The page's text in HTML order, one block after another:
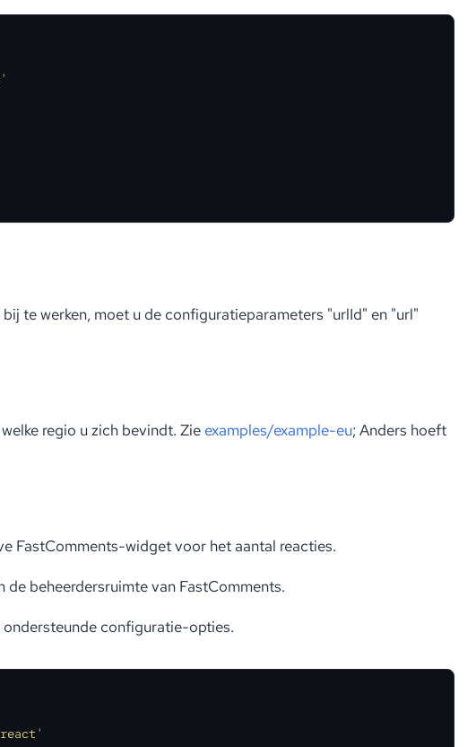
te werken, moet u de configuratieparameters "urlId" en "url"
regio u zich bevindt. Zie examples/example-eu; Anders hoeft
FastComments-widget voor het aantal reacties.
de beheerdersruimte van FastComments.
configuratie-opties.
react'